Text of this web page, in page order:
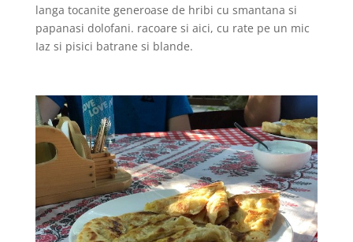
langa tocanite generoase de hribi cu smantana si
papanasi dolofani. racoare si aici, cu rate pe un mic
Iaz si pisici batrane si blande.